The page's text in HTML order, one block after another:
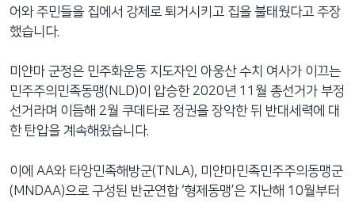
어와 주민들을 집에서 강제로 퇴거시키고 집을 불태웠다고 주장
했습니다.
미얀마 군정은 민주화운동 지도자인 아웅산 수치 여사가 이끄는
민주주의민족동맹(NLD)이 압승한 2020년 11월 총선거가 부정
선거라며 이듬해 2월 쿠데타로 정권을 장악한 뒤 반대세력에 대
한 탄압을 계속해왔습니다.
이에 AA와 타앙민족해방군(TNLA), 미얀마민족민주주의동맹군
(MNDAA)으로 구성된 반군연합 ‘형제동맹’은 지난해 10월부터